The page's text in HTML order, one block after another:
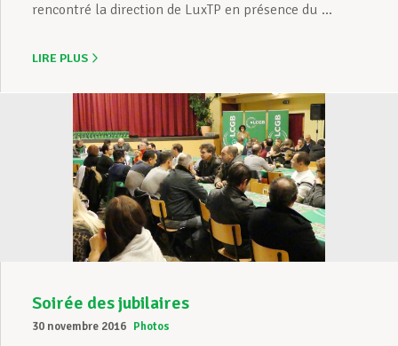
rencontré la direction de LuxTP en présence du ...
LIRE PLUS
Soirée des jubilaires
30 novembre 2016 Photos